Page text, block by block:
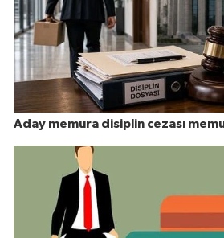
Aday memura disiplin cezası